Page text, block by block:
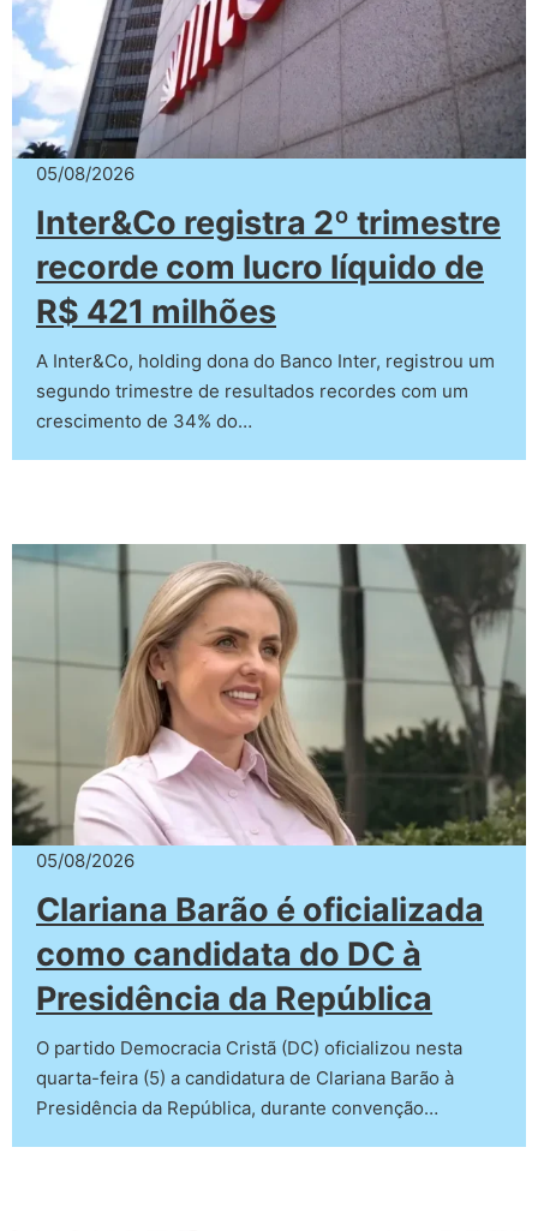
05/08/2026
Inter&Co registra 2º trimestre
recorde com lucro líquido de
R$ 421 milhões
A Inter&Co, holding dona do Banco Inter, registrou um
segundo trimestre de resultados recordes com um
crescimento de 34% do…
05/08/2026
Clariana Barão é oficializada
como candidata do DC à
Presidência da República
O partido Democracia Cristã (DC) oficializou nesta
quarta-feira (5) a candidatura de Clariana Barão à
Presidência da República, durante convenção…